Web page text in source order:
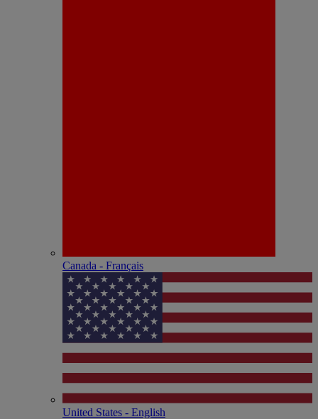
Canada - Français
United States - English